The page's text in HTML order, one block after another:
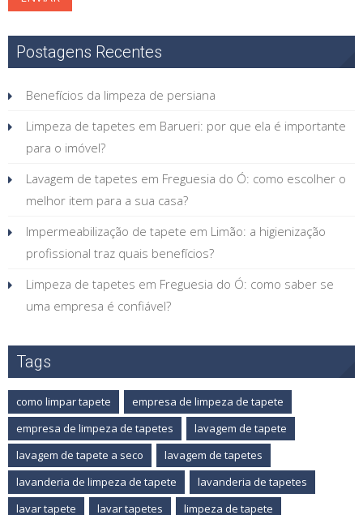
Postagens Recentes
Benefícios da limpeza de persiana
Limpeza de tapetes em Barueri: por que ela é importante
para o imóvel?
Lavagem de tapetes em Freguesia do Ó: como escolher o
melhor item para a sua casa?
Impermeabilização de tapete em Limão: a higienização
profissional traz quais benefícios?
Limpeza de tapetes em Freguesia do Ó: como saber se
uma empresa é confiável?
Tags
como limpar tapete
empresa de limpeza de tapete
empresa de limpeza de tapetes
lavagem de tapete
lavagem de tapete a seco
lavagem de tapetes
lavanderia de limpeza de tapete
lavanderia de tapetes
lavar tapete
lavar tapetes
limpeza de tapete